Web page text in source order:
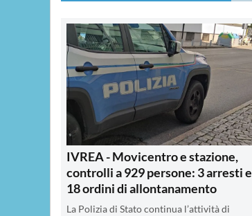
IVREA - Movicentro e stazione,
controlli a 929 persone: 3 arresti e
18 ordini di allontanamento
La Polizia di Stato continua l’attività di